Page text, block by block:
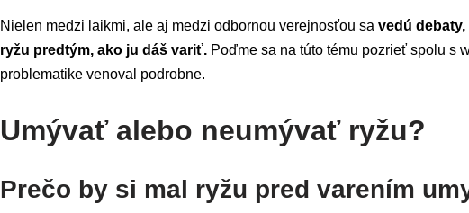
Nielen medzi laikmi, ale aj medzi odbornou verejnosťou sa vedú
ryžu predtým, ako ju dáš variť. Poďme sa na túto tému pozrieť spolu s
problematike venoval podrobne.
Umývať alebo neumývať ryžu?
Prečo by si mal ryžu pred varením